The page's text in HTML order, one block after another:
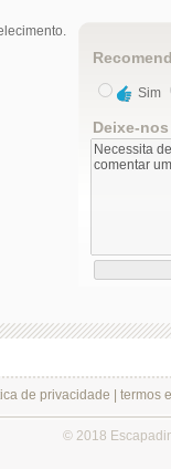
Sim
Deixe-
de privacidade termos
© 2018